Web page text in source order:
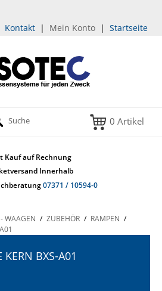
Startseite
|
Mein Konto
|
Kontakt
Suche 0 Artikel
Kauf auf Rechnung
Innerhalb
07371 / 10594-0
WAAGEN / ZUBEHÖR / RAMPEN /
KERN BXS-A01